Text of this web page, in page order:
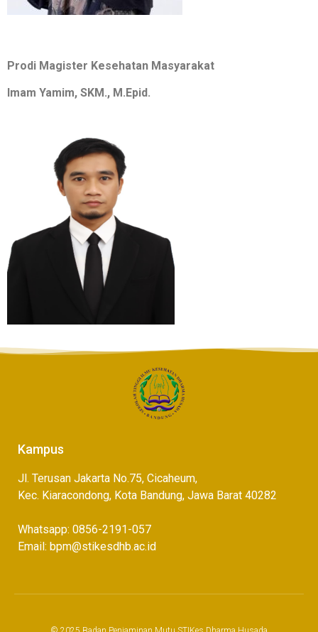
Prodi Magister Kesehatan Masyarakat
Imam Yamim, SKM., M.Epid.
Kampus
Jl. Terusan Jakarta No.75, Cicaheum,
Kec. Kiaracondong, Kota Bandung, Jawa Barat 40282
Whatsapp: 0856-2191-057
Email: bpm@stikesdhb.ac.id